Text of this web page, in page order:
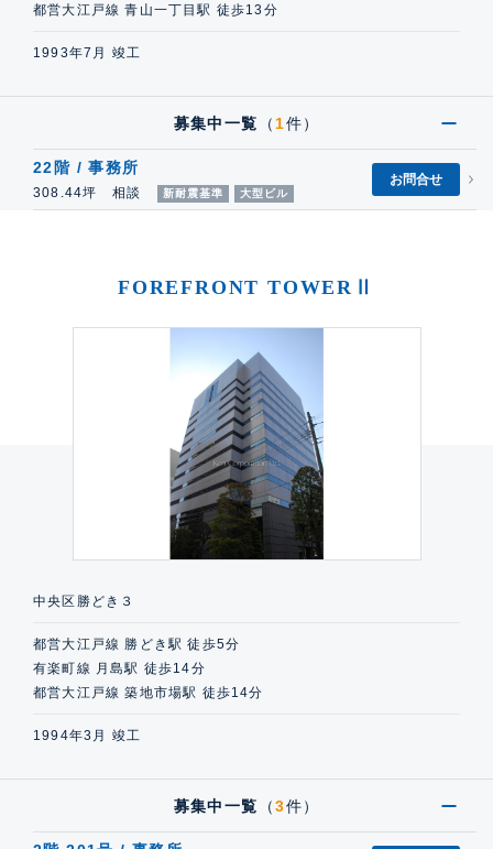
都営大江戸線 青山一丁目駅 徒歩13分
1993年7月 竣工
募集中一覧 （1件）
22階 / 事務所
308.44坪 相談 新耐震基準 大型ビル
お問合せ
FOREFRONT TOWERⅡ
中央区勝どき３
都営大江戸線 勝どき駅 徒歩5分
有楽町線 月島駅 徒歩14分
都営大江戸線 築地市場駅 徒歩14分
1994年3月 竣工
募集中一覧 （3件）